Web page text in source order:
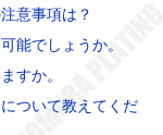
意事項は？
能でしょうか。
すか。
ついて教えてくだ